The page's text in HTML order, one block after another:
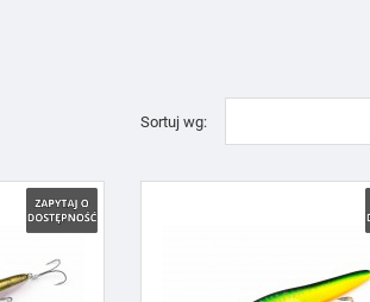
Sortuj wg: